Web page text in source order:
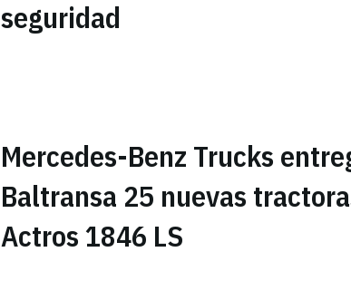
seguridad
Mercedes-Benz Trucks
Baltransa 25 nuevas
Actros 1846 LS